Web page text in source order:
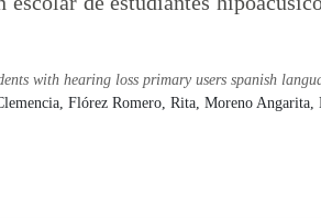
with hearing loss primary users spanish
Flórez Romero, Rita, Moreno Angarita,